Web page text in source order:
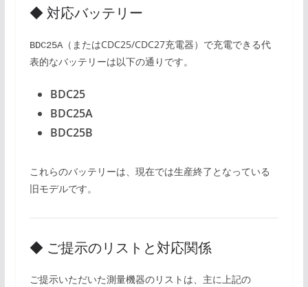
◆ 対応バッテリー
BDC25A（またはCDC25/CDC27充電器）で充電できる代
表的なバッテリーは以下の通りです。
BDC25
BDC25A
BDC25B
これらのバッテリーは、現在では生産終了となっている
旧モデルです。
◆ ご提示のリストと対応関係
ご提示いただいた測量機器のリストは、主に上記の